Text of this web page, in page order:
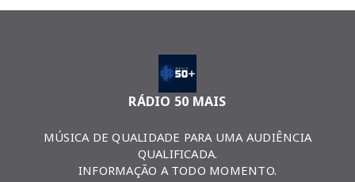
RÁDIO 50 MAIS
MÚSICA DE QUALIDADE PARA UMA AUDIÊNCIA
QUALIFICADA.
INFORMAÇÃO A TODO MOMENTO.